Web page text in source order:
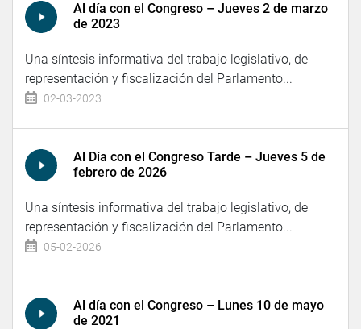
Al día con el Congreso – Jueves 2 de marzo
de 2023
Una síntesis informativa del trabajo legislativo, de
representación y fiscalización del Parlamento...
02-03-2023
Al Día con el Congreso Tarde – Jueves 5 de
febrero de 2026
Una síntesis informativa del trabajo legislativo, de
representación y fiscalización del Parlamento...
05-02-2026
Al día con el Congreso – Lunes 10 de mayo
de 2021